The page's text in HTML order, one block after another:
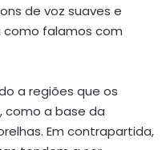
de voz suaves e
falamos com
a regiões que os
como a base da
Em contrapartida,